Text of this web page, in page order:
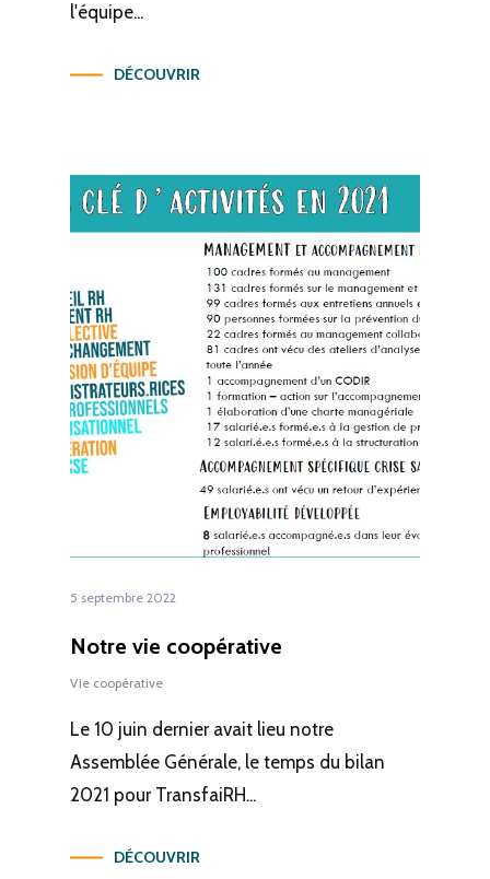
l'équipe...
DÉCOUVRIR
5 septembre 2022
Notre vie coopérative
Vie coopérative
Le 10 juin dernier avait lieu notre
Assemblée Générale, le temps du bilan
2021 pour TransfaiRH...
DÉCOUVRIR